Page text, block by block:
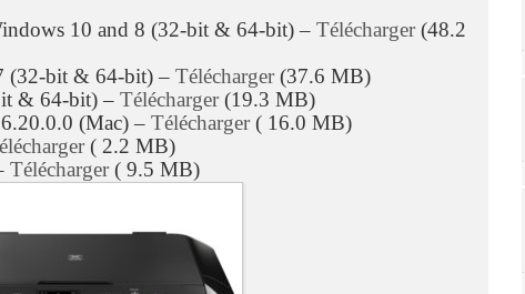
10 and 8 (32-bit & 64-bit) – Télécharger(48.2
(32-bit & 64-bit) – Télécharger(37.6 MB)
& 64-bit) – Télécharger(19.3 MB)
(Mac) – Télécharger( 16.0 MB)
( 2.2 MB)
Télécharger( 9.5 MB)